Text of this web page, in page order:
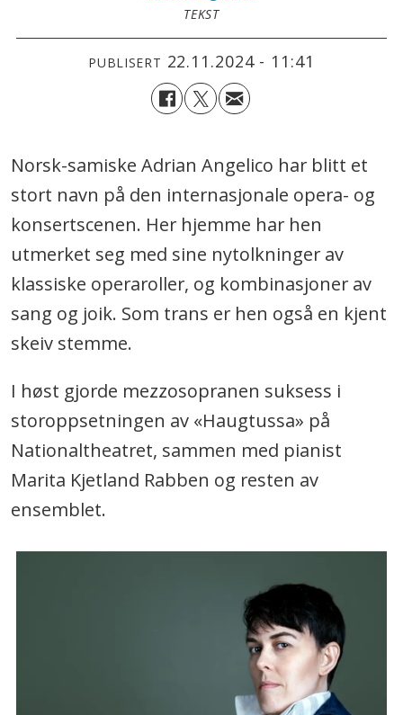
TEKST
PUBLISERT 22.11.2024 - 11:41
Norsk-samiske Adrian Angelico har blitt et
stort navn på den internasjonale opera- og
konsertscenen. Her hjemme har hen
utmerket seg med sine nytolkninger av
klassiske operaroller, og kombinasjoner av
sang og joik. Som trans er hen også en kjent
skeiv stemme.
I høst gjorde mezzosopranen suksess i
storoppsetningen av «Haugtussa» på
Nationaltheatret, sammen med pianist
Marita Kjetland Rabben og resten av
ensemblet.